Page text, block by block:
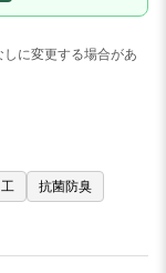
に変更する場合があ
抗菌防臭